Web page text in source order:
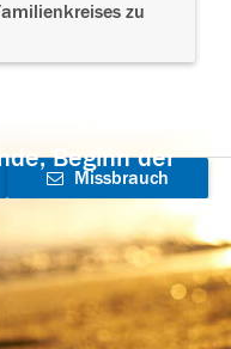
zu
Beginn der
Missbrauch